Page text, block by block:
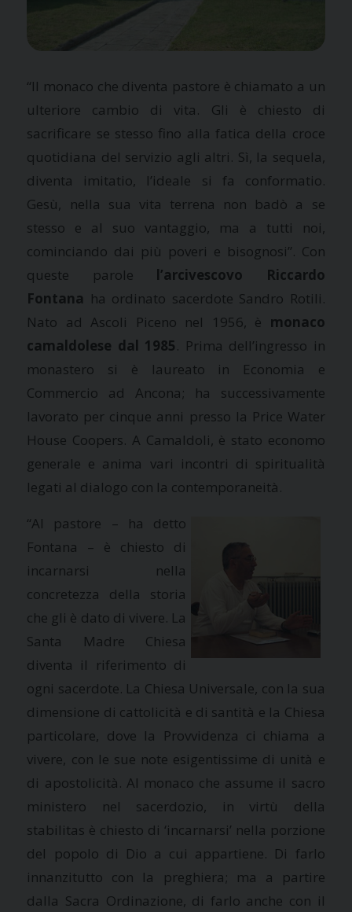
“Il monaco che diventa pastore è chiamato a un
ulteriore cambio di vita. Gli è chiesto di
sacrificare se stesso fino alla fatica della croce
quotidiana del servizio agli altri. Sì, la sequela,
diventa imitatio, l’ideale si fa conformatio.
Gesù, nella sua vita terrena non badò a se
stesso e al suo vantaggio, ma a tutti noi,
cominciando dai più poveri e bisognosi”. Con
queste parole l’arcivescovo Riccardo
Fontana ha ordinato sacerdote Sandro Rotili.
Nato ad Ascoli Piceno nel 1956, è monaco
camaldolese dal 1985. Prima dell’ingresso in
monastero si è laureato in Economia e
Commercio ad Ancona; ha successivamente
lavorato per cinque anni presso la Price Water
House Coopers. A Camaldoli, è stato economo
generale e anima vari incontri di spiritualità
legati al dialogo con la contemporaneità.
“Al pastore – ha detto
Fontana – è chiesto di
incarnarsi nella
concretezza della storia
che gli è dato di vivere. La
Santa Madre Chiesa
diventa il riferimento di
ogni sacerdote. La Chiesa Universale, con la sua
dimensione di cattolicità e di santità e la Chiesa
particolare, dove la Provvidenza ci chiama a
vivere, con le sue note esigentissime di unità e
di apostolicità. Al monaco che assume il sacro
ministero nel sacerdozio, in virtù della
stabilitas è chiesto di ‘incarnarsi’ nella porzione
del popolo di Dio a cui appartiene. Di farlo
innanzitutto con la preghiera; ma a partire
dalla Sacra Ordinazione, di farlo anche con il